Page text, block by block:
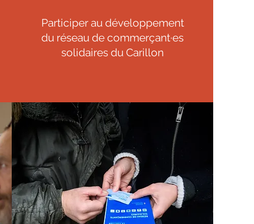
Participer au développement
du réseau de commerçant·es
solidaires du Carillon